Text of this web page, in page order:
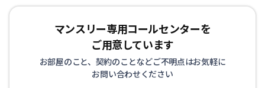
マンスリー専用コールセンターを
ご用意しています
お部屋のこと、契約のことなどご不明点はお気軽に
お問い合わせください